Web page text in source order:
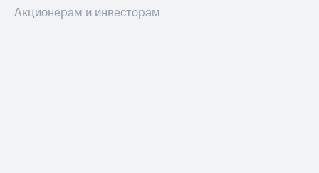
Акционерам и инвесторам